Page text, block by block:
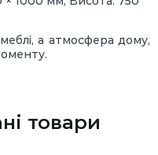
а атмосфера дому,
товари